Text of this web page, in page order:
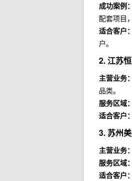
成功案例：
配套项目
适合客户：
户。
2. 江苏
主营业务：
品类。
服务区域：
适合客户：
3. 苏州
主营业务：
服务区域：
适合客户：